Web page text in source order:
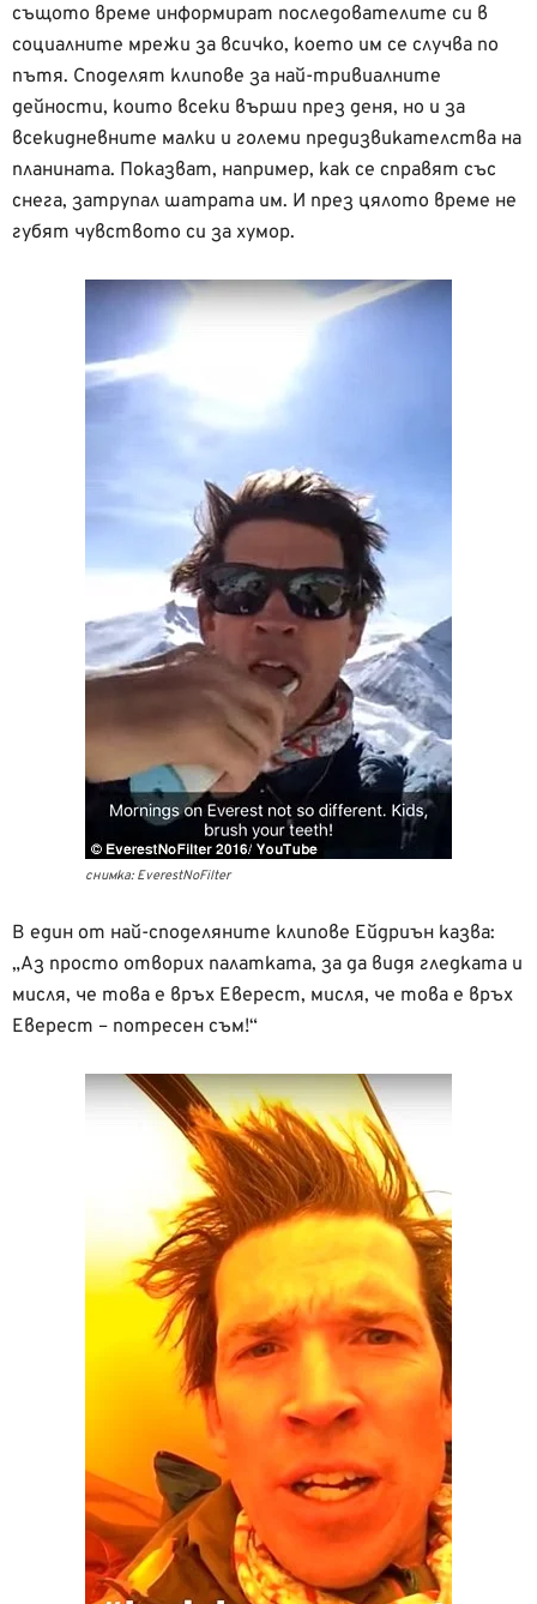
същото време информират последователите си в
социалните мрежи за всичко, което им се случва по
пътя. Споделят клипове за най-тривиалните
дейности, които всеки върши през деня, но и за
всекидневните малки и големи предизвикателства на
планината. Показват, например, как се справят със
снега, затрупал шатрата им. И през цялото време не
губят чувството си за хумор.
снимка: EverestNoFilter
В един от най-споделяните клипове Ейдриън казва:
„Аз просто отворих палатката, за да видя гледката и
мисля, че това е връх Еверест, мисля, че това е връх
Еверест – потресен съм!“